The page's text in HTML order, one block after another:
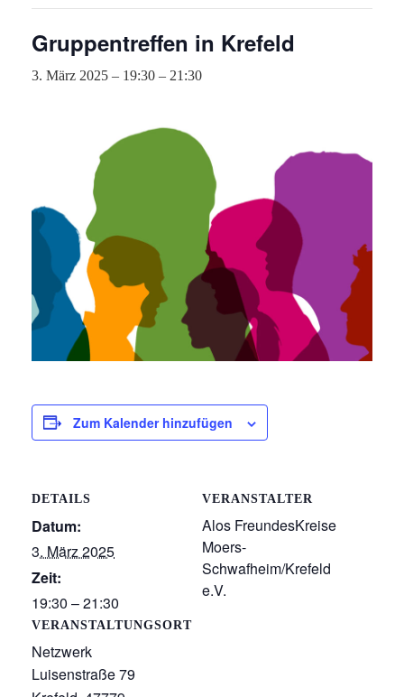
Gruppentreffen in Krefeld
3. März 2025 – 19:30 – 21:30
Zum Kalender hinzufügen
DETAILS
Datum:
3. März 2025
Zeit:
19:30 – 21:30
VERANSTALTUNGSORT
Netzwerk
Luisenstraße 79
VERANSTALTER
Alos FreundesKreise
Moers-
Schwafheim/Krefeld
e.V.